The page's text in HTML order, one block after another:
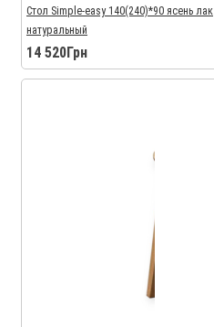
Стол Simple-easy 140(240)*90 ясень лак
натуральный
14 520Грн